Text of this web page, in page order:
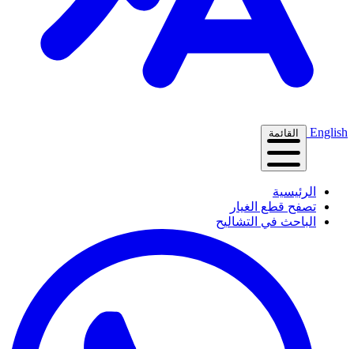
English القائمة
الرئيسية
تصفح قطع الغيار
الباحث في التشاليح